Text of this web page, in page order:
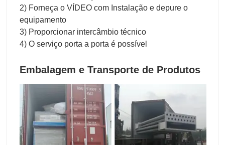
2) Forneça o VÍDEO com Instalação e depure o
equipamento
3) Proporcionar intercâmbio técnico
4) O serviço porta a porta é possível
Embalagem e Transporte de Produtos